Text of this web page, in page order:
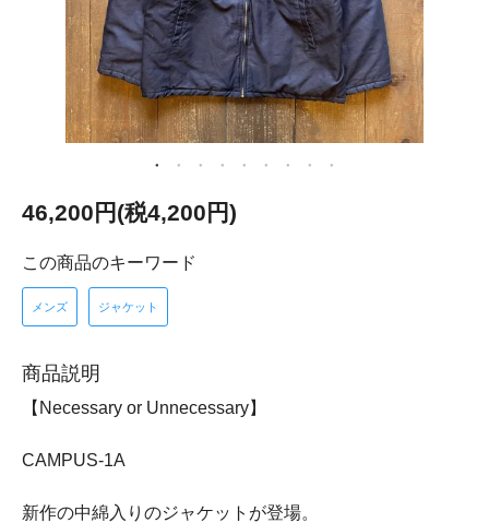
46,200円(税4,200円)
この商品のキーワード
メンズ ジャケット
商品説明
【Necessary or Unnecessary】
CAMPUS-1A
新作の中綿入りのジャケットが登場。